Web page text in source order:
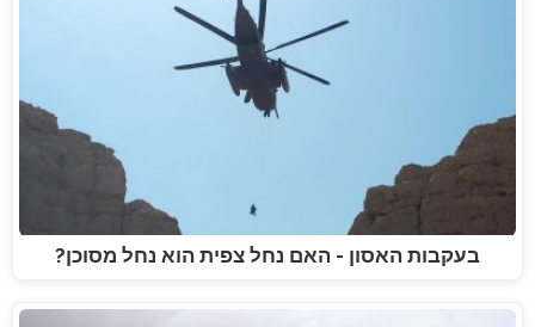
בעקבות האסון - האם נחל צפית הוא נחל מסוכן?